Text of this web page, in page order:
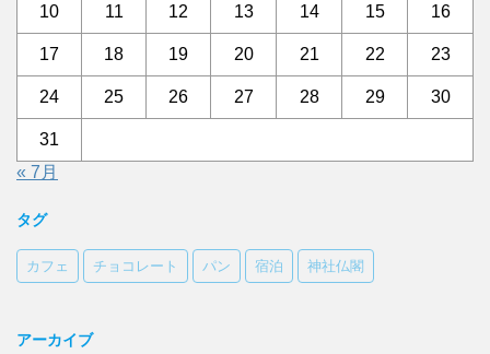
10 11 12 13 14 15 16
17 18 19 20 21 22 23
24 25 26 27 28 29 30
31
« 7月
タグ
カフェ チョコレート パン 宿泊 神社仏閣
アーカイブ